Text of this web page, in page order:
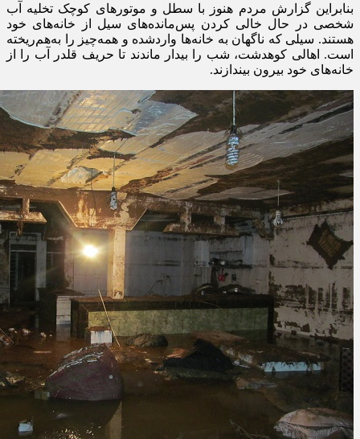
بنابراین گزارش مردم هنوز با سطل و موتورهای کوچک تخلیه آب
شخصی در حال خالی کردن پس‌مانده‌های سیل از خانه‌های خود
هستند. سیلی که ناگهان به خانه‌ها واردشده و همه‌چیز را به‌هم‌ریخته
است. اهالی کوهدشت، شب را بیدار ماندند تا حریف قلدر آب را از
خانه‌های خود بیرون بیندازند.